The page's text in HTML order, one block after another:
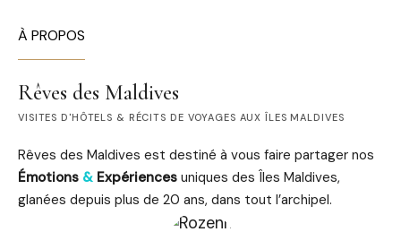
À PROPOS
Rêves des Maldives
VISITES D'HÔTELS & RÉCITS DE VOYAGES AUX ÎLES MALDIVES
Rêves des Maldives est destiné à vous faire partager nos
Émotions & Expériences uniques des Îles Maldives,
glanées depuis plus de 20 ans, dans tout l’archipel.